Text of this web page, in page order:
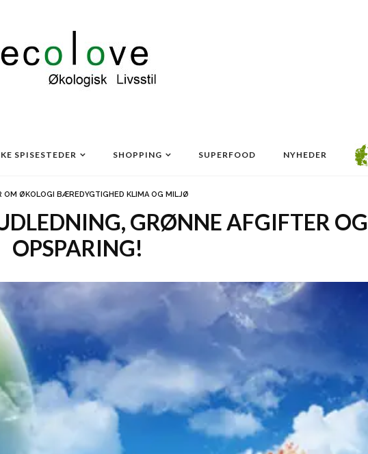
SPISESTEDER SHOPPING SUPERFOOD NYHEDER
OM ØKOLOGI BÆREDYGTIGHED KLIMA OG MILJØ
GRØNNE AFGIFTER
OPSPARING!